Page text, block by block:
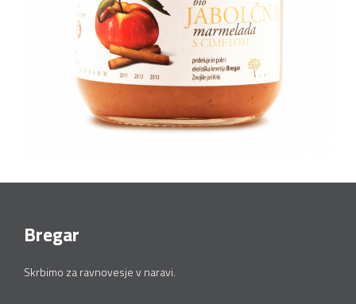
Bregar
Skrbimo za ravnovesje v naravi.